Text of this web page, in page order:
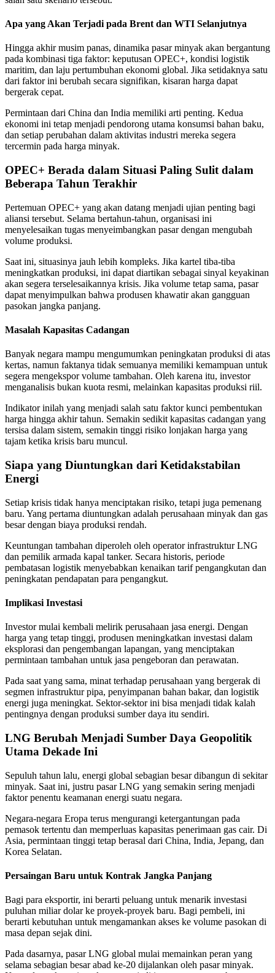
Apa yang Akan Terjadi pada Brent dan WTI Selanjutnya
Hingga akhir musim panas, dinamika pasar minyak akan bergantung
pada kombinasi tiga faktor: keputusan OPEC+, kondisi logistik
maritim, dan laju pertumbuhan ekonomi global. Jika setidaknya satu
dari faktor ini berubah secara signifikan, kisaran harga dapat
bergerak cepat.
Permintaan dari China dan India memiliki arti penting. Kedua
ekonomi ini tetap menjadi pendorong utama konsumsi bahan baku,
dan setiap perubahan dalam aktivitas industri mereka segera
tercermin pada harga minyak.
OPEC+ Berada dalam Situasi Paling Sulit dalam
Beberapa Tahun Terakhir
Pertemuan OPEC+ yang akan datang menjadi ujian penting bagi
aliansi tersebut. Selama bertahun-tahun, organisasi ini
menyelesaikan tugas menyeimbangkan pasar dengan mengubah
volume produksi.
Saat ini, situasinya jauh lebih kompleks. Jika kartel tiba-tiba
meningkatkan produksi, ini dapat diartikan sebagai sinyal keyakinan
akan segera terselesaikannya krisis. Jika volume tetap sama, pasar
dapat menyimpulkan bahwa produsen khawatir akan gangguan
pasokan jangka panjang.
Masalah Kapasitas Cadangan
Banyak negara mampu mengumumkan peningkatan produksi di atas
kertas, namun faktanya tidak semuanya memiliki kemampuan untuk
segera mengekspor volume tambahan. Oleh karena itu, investor
menganalisis bukan kuota resmi, melainkan kapasitas produksi riil.
Indikator inilah yang menjadi salah satu faktor kunci pembentukan
harga hingga akhir tahun. Semakin sedikit kapasitas cadangan yang
tersisa dalam sistem, semakin tinggi risiko lonjakan harga yang
tajam ketika krisis baru muncul.
Siapa yang Diuntungkan dari Ketidakstabilan
Energi
Setiap krisis tidak hanya menciptakan risiko, tetapi juga pemenang
baru. Yang pertama diuntungkan adalah perusahaan minyak dan gas
besar dengan biaya produksi rendah.
Keuntungan tambahan diperoleh oleh operator infrastruktur LNG
dan pemilik armada kapal tanker. Secara historis, periode
pembatasan logistik menyebabkan kenaikan tarif pengangkutan dan
peningkatan pendapatan para pengangkut.
Implikasi Investasi
Investor mulai kembali melirik perusahaan jasa energi. Dengan
harga yang tetap tinggi, produsen meningkatkan investasi dalam
eksplorasi dan pengembangan lapangan, yang menciptakan
permintaan tambahan untuk jasa pengeboran dan perawatan.
Pada saat yang sama, minat terhadap perusahaan yang bergerak di
segmen infrastruktur pipa, penyimpanan bahan bakar, dan logistik
energi juga meningkat. Sektor-sektor ini bisa menjadi tidak kalah
pentingnya dengan produksi sumber daya itu sendiri.
LNG Berubah Menjadi Sumber Daya Geopolitik
Utama Dekade Ini
Sepuluh tahun lalu, energi global sebagian besar dibangun di sekitar
minyak. Saat ini, justru pasar LNG yang semakin sering menjadi
faktor penentu keamanan energi suatu negara.
Negara-negara Eropa terus mengurangi ketergantungan pada
pemasok tertentu dan memperluas kapasitas penerimaan gas cair. Di
Asia, permintaan tinggi tetap berasal dari China, India, Jepang, dan
Korea Selatan.
Persaingan Baru untuk Kontrak Jangka Panjang
Bagi para eksportir, ini berarti peluang untuk menarik investasi
puluhan miliar dolar ke proyek-proyek baru. Bagi pembeli, ini
berarti kebutuhan untuk mengamankan akses ke volume pasokan di
masa depan sejak dini.
Pada dasarnya, pasar LNG global mulai memainkan peran yang
selama sebagian besar abad ke-20 dijalankan oleh pasar minyak.